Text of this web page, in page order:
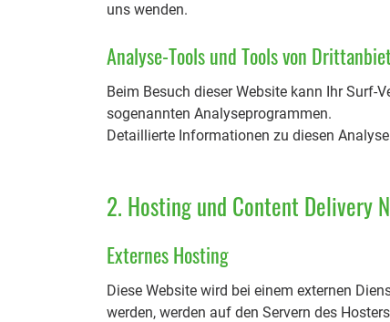
uns wenden.
Analyse-Tools und Tools von
Beim Besuch dieser Website kann Ihr
sogenannten Analyseprogrammen.
Detaillierte Informationen zu diesen
2. Hosting und Content Delivery
Externes Hosting
Diese Website wird bei einem externen
werden, werden auf den Servern des